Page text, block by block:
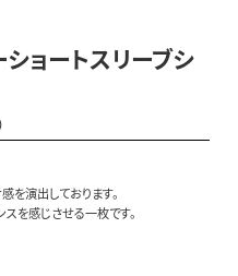
ョートスリーブシ
を演出しております。
を感じさせる一枚です。